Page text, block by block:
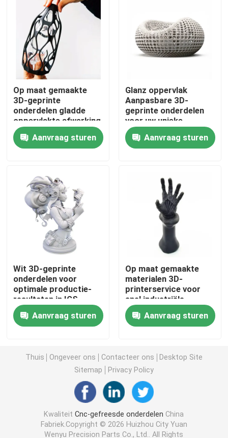
Over ons
Fabriekstocht
Kwaliteitscontrole
Neem contact met ons op
Nieuws
CNC-freesonderdelen
CNC Draaiende Malendelen
CNC Roestvrij staaldelen
CNC Messingsdelen
Lasersnijdende onderdelen
CNC het Stempelen Delen
3D-geprinte onderdelen
Op maat gemaakte
3D-geprinte
onderdelen gladde
oppervlakte afwerking
met FDM-
printtechnologie voor
industriële
Aanvraag sturen
Glanz oppervlak
Aanpasbare 3D-
geprinte onderdelen
voor uw unieke
productiebehoeften
OEM Aanvraag sturen
Wit 3D-geprinte
onderdelen voor
optimale productie-
resultaten in IGS-
formaat
Aanvraag sturen
Op maat gemaakte
materialen 3D-
printerservice voor
snel industriële
prototyping en
productieAanvraag sturen
Thuis Ongeveer ons Contacteer ons
Desktop Site
Sitemap
Privacy Policy
KwaliteitCnc-gefreesde onderdelen China
Fabriek.Copyright © 2026 Huizhou City Yuan
Wenyu Precision Parts Co., Ltd.. All Rights